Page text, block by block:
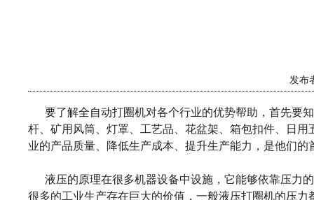
发布
要了解全自动打圈机对各个行业的优势帮助，首先要
杆、矿用风筒、灯罩、工艺品、花盆架、箱包扣件、日
业的产品质量、降低生产成本、提升生产能力，是他们
液压的原理在很多机器设备中设施，它能够依靠压力
很多的工业生产存在巨大的价值，一般液压打圈机的压